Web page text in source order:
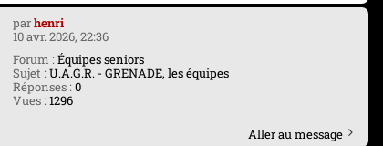
parhenri
10 avr. 2026, 22:36
Forum :Équipes seniors
Sujet :U.A.G.R. - GRENADE, les équipes
Réponses :0
Vues :1296
Aller au message